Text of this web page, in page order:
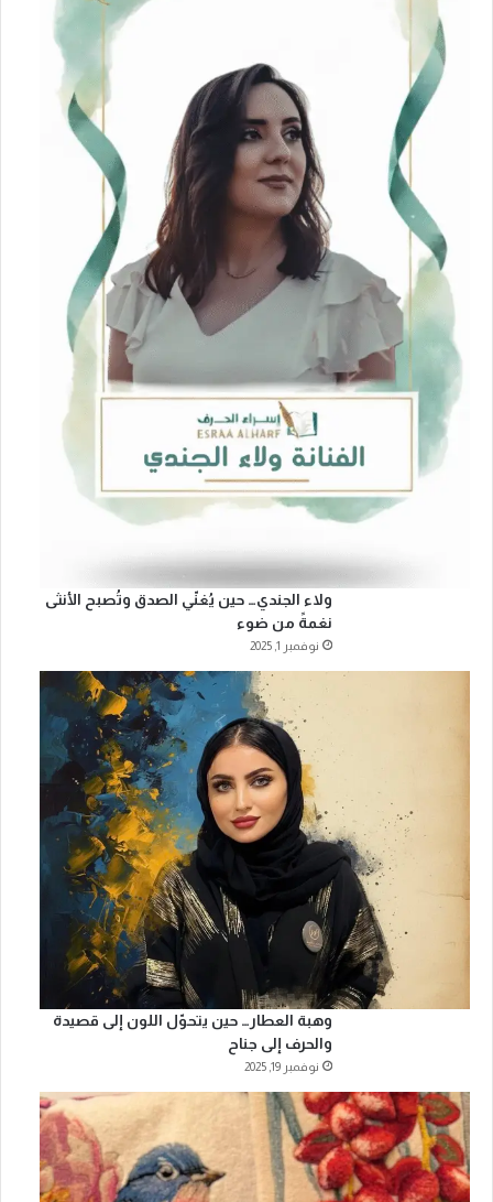
ولاء الجندي… حين يُغنّي الصدق وتُصبح الأنثى
نغمةً من ضوء
نوفمبر 1, 2025
وهبة العطار… حين يتحوّل اللون إلى قصيدة
والحرف إلى جناح
نوفمبر 19, 2025